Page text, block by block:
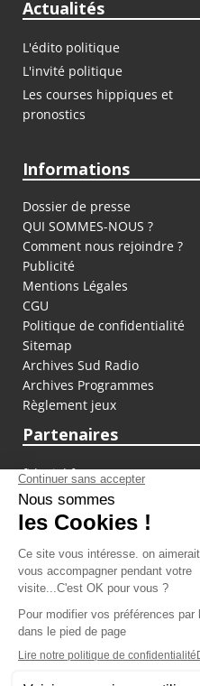
Actualités
L'édito politique
L'invité politique
Les courses hippiques et
pronostics
Informations
Dossier de presse
QUI SOMMES-NOUS ?
Comment nous rejoindre ?
Publicité
Mentions Légales
CGU
Politique de confidentialité
Sitemap
Archives Sud Radio
Archives Programmes
Règlement jeux
Partenaires
fiducial.fr
lyoncapitale.fr
olympique-et-lyonnais.com
L'application Iphone /
Les cookies